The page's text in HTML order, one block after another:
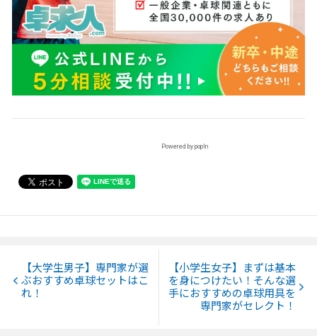
Powered by popIn
【大学生男子】専門家が選
ぶおすすめ卓球セットはこ
れ！
【小学生女子】まずは基本
を身につけたい！そんな選
手におすすめの卓球用具を
専門家がセレクト！